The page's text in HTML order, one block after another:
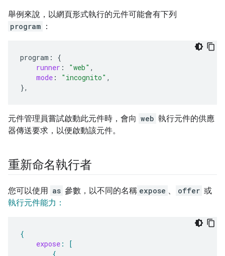
舉例來說，以網頁形式執行的元件可能會有下列
program ：
program :
{
runner : "web" ,
mode : "incognito" ,
},
元件管理員嘗試啟動此元件時，會向 web 執行元件的供應
器傳送要求，以便啟動該元件。
重新命名執行者
您可以使用 as 參數，以不同的名稱 expose 、 offer 或
執行元件能力：
{
expose :
[
{